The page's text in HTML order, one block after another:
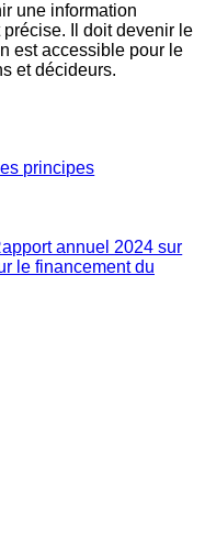
une information
Il doit devenir le
est accessible pour le
et décideurs.
principes
annuel 2024 sur
le financement du